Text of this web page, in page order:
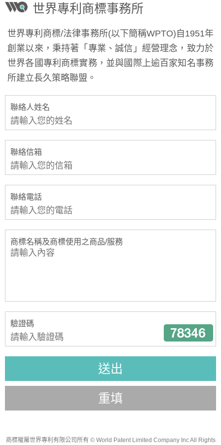
世界專利商標事務所
世界專利商標/法律事務所(以下簡稱WPTO)自1951年
創業以來，秉持著「專業、誠信」經營理念，致力於
世界各國專利商標實務，並與國際上逾百家知名事務
所建立長久策略聯盟。
聯絡人姓名
聯絡信箱
聯絡電話
商標名稱及商標使用之商品/服務
驗證碼
送出
重填
商標權屬世界專利有限公司所有© World Patent Limited Company Inc All Rights